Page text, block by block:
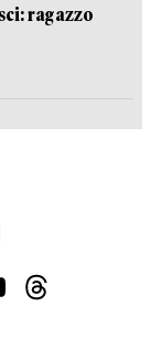
ragazzo